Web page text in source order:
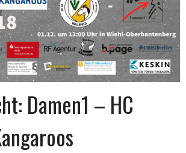
Damen1 – HC